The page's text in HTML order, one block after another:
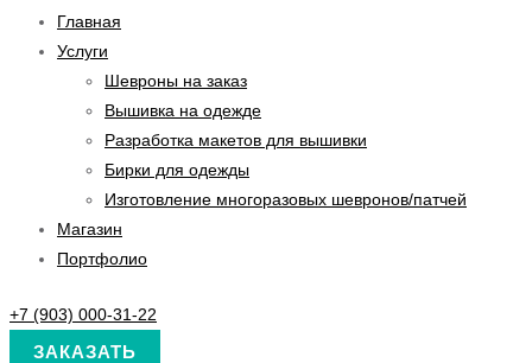
Главная
Услуги
Шевроны на заказ
Вышивка на одежде
Разработка макетов для вышивки
Бирки для одежды
Изготовление многоразовых шевронов/патчей
Магазин
Портфолио
+7 (903) 000-31-22
ЗАКАЗАТЬ